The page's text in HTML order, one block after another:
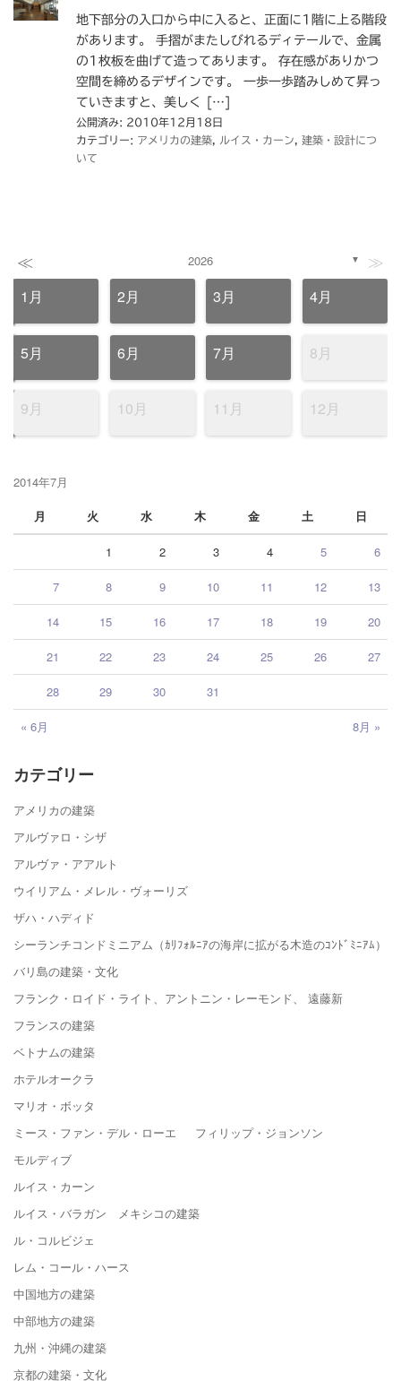
地下部分の入口から中に入ると、正面に1階に上る階段
があります。 手摺がまたしびれるディテールで、金属
の1枚板を曲げて造ってあります。 存在感がありかつ
空間を締めるデザインです。 一歩一歩踏みしめて昇っ
ていきますと、美しく […]
公開済み: 2010年12月18日
カテゴリー: アメリカの建築 ルイス・カーン
建築・設計につ
いて
≪ 2026 ▼ ≫
1月 2月 3月 4月
5月 6月 7月 8月
9月 10月 11月 12月
2014年7月
月
火 水 木 金 土 日
« 6月 8月 »
1 2 3 4 5 6
7 8 9 10 11 12 13
14 15 16 17 18 19 20
21 22 23 24 25 26 27
28 29 30 31
カテゴリー
アメリカの建築
アルヴァロ・シザ
アルヴァ・アアルト
ウイリアム・メレル・ヴォーリズ
ザハ・ハディド
シーランチコンドミニアム（ｶﾘﾌｫﾙﾆｱの海岸に拡がる木造のｺﾝﾄﾞﾐﾆｱﾑ）
バリ島の建築・文化
フランク・ロイド・ライト、アントニン・レーモンド、 遠藤新
フランスの建築
ベトナムの建築
ホテルオークラ
マリオ・ボッタ
ミース・ファン・デル・ローエ フィリップ・ジョンソン
モルディブ
ルイス・カーン
ルイス・バラガン メキシコの建築
ル・コルビジェ
レム・コール・ハース
中国地方の建築
中部地方の建築
九州・沖縄の建築
京都の建築・文化